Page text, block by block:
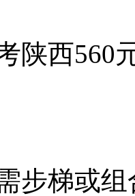
陕西560
步梯或